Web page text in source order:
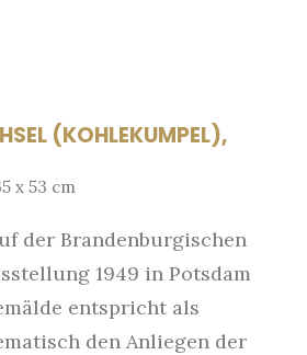
(KOHLEKUMPEL),
x 53 cm
der Brandenburgischen
1949 in Potsdam
entspricht als
den Anliegen der